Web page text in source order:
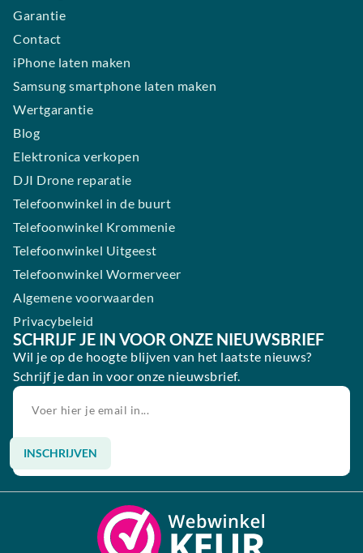
Garantie
Contact
iPhone laten maken
Samsung smartphone laten maken
Wertgarantie
Blog
Elektronica verkopen
DJI Drone reparatie
Telefoonwinkel in de buurt
Telefoonwinkel Krommenie
Telefoonwinkel Uitgeest
Telefoonwinkel Wormerveer
Algemene voorwaarden
Privacybeleid
SCHRIJF JE IN VOOR ONZE NIEUWSBRIEF
Wil je op de hoogte blijven van het laatste nieuws?
Schrijf je dan in voor onze nieuwsbrief.
INSCHRIJVEN
Alternative: